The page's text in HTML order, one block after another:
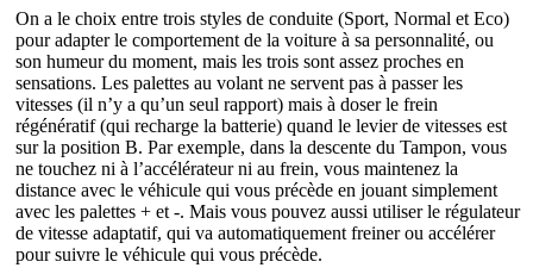
On a le choix entre trois styles de conduite (Sport, Normal et Eco)
pour adapter le comportement de la voiture à sa personnalité, ou
son humeur du moment, mais les trois sont assez proches en
sensations. Les palettes au volant ne servent pas à passer les
vitesses (il n’y a qu’un seul rapport) mais à doser le frein
régénératif (qui recharge la batterie) quand le levier de vitesses est
sur la position B. Par exemple, dans la descente du Tampon, vous
ne touchez ni à l’accélérateur ni au frein, vous maintenez la
distance avec le véhicule qui vous précède en jouant simplement
avec les palettes + et -. Mais vous pouvez aussi utiliser le régulateur
de vitesse adaptatif, qui va automatiquement freiner ou accélérer
pour suivre le véhicule qui vous précède.